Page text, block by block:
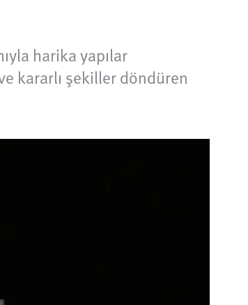
harika yapılar
kararlı şekiller döndüren